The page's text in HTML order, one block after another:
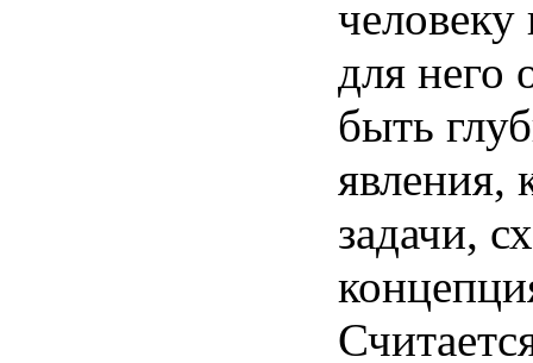
человеку
для него
быть
явления,
задачи,